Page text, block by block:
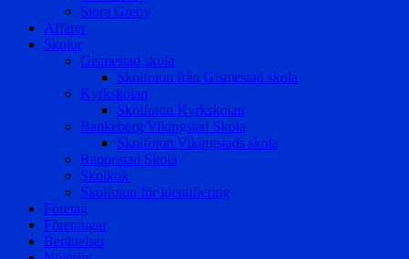
Stora Greby
Affärer
Skolor
Gismestad skola
Skolfoton från Gismestad skola
Kyrkskolan
Skolfoton Kyrkskolan
Bankeberg/Vikingstad Skola
Skolfoton Vikingstads skola
Rappestad Skola
Skolkök
Skolfoton för identifiering
Företag
Föreningar
Berättelser